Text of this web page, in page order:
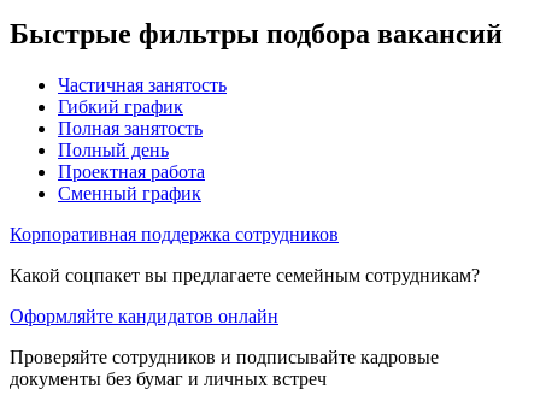
Быстрые фильтры подбора вакансий
Частичная занятость
Гибкий график
Полная занятость
Полный день
Проектная работа
Сменный график
Корпоративная поддержка сотрудников
Какой соцпакет вы предлагаете семейным сотрудникам?
Оформляйте кандидатов онлайн
Проверяйте сотрудников и подписывайте кадровые
документы без бумаг и личных встреч